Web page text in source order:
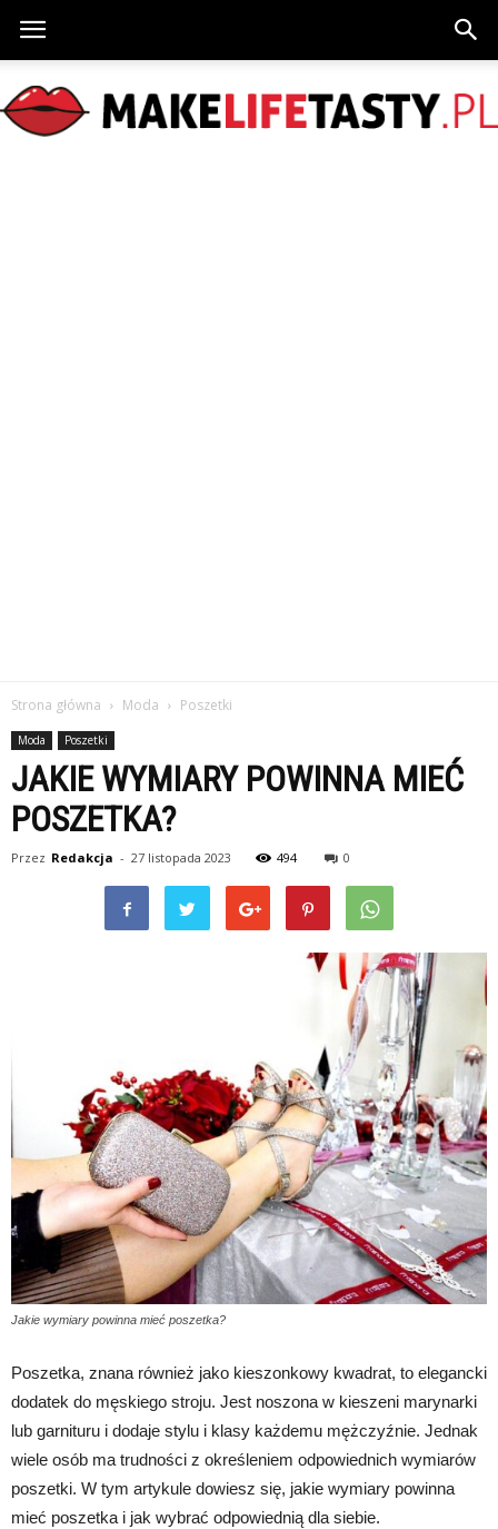
Strona główna Moda Poszetki
Moda Poszetki
JAKIE WYMIARY POWINNA MIEĆ
POSZETKA?
Przez Redakcja - 27 listopada 2023 494 0
Jakie wymiary powinna mieć poszetka?
Poszetka, znana również jako kieszonkowy kwadrat, to elegancki
dodatek do męskiego stroju. Jest noszona w kieszeni marynarki
lub garnituru i dodaje stylu i klasy każdemu mężczyźnie. Jednak
wiele osób ma trudności z określeniem odpowiednich wymiarów
poszetki. W tym artykule dowiesz się, jakie wymiary powinna
mieć poszetka i jak wybrać odpowiednią dla siebie.